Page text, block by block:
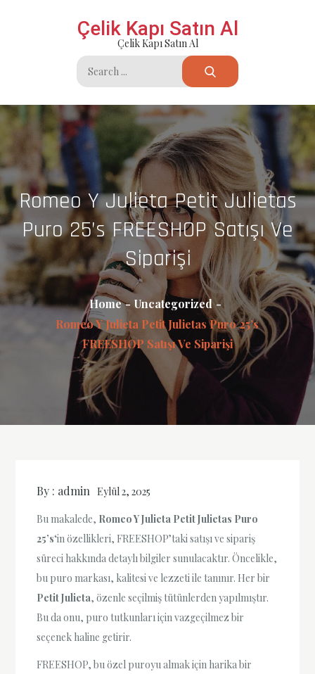
Çelik Kapı Satın Al
Çelik Kapı Satın Al
Search
for:
Romeo Y Julieta Petit Julietas
Puro 25’s FREESHOP Satışı Ve
Siparişi
Home
Uncategorized
Romeo Y Julieta Petit Julietas Puro 25’s
FREESHOP Satışı Ve Siparişi
By : admin Eylül 2, 2025
Bu makalede, Romeo Y Julieta Petit Julietas Puro
25’s‘in özellikleri, FREESHOP’taki satışı ve sipariş
süreci hakkında detaylı bilgiler sunulacaktır. Öncelikle,
bu puro markası, kalitesi ve lezzeti ile tanınır. Her bir
Petit Julieta, özenle seçilmiş tütünlerden yapılmıştır.
Bu da onu, puro tutkunları için vazgeçilmez bir
seçenek haline getirir.
FREESHOP, bu özel puroyu almak için harika bir